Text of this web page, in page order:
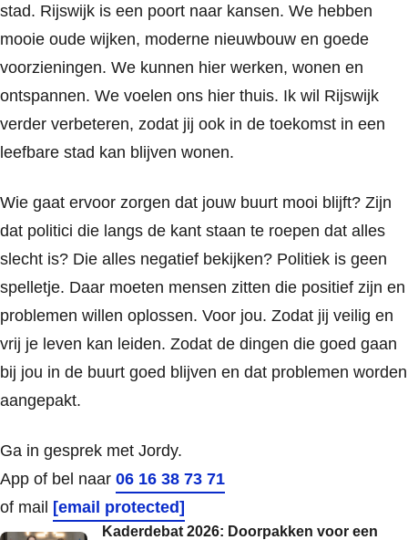
stad. Rijswijk is een poort naar kansen. We hebben
mooie oude wijken, moderne nieuwbouw en goede
voorzieningen. We kunnen hier werken, wonen en
ontspannen. We voelen ons hier thuis. Ik wil Rijswijk
verder verbeteren, zodat jij ook in de toekomst in een
leefbare stad kan blijven wonen.
Wie gaat ervoor zorgen dat jouw buurt mooi blijft? Zijn
dat politici die langs de kant staan te roepen dat alles
slecht is? Die alles negatief bekijken? Politiek is geen
spelletje. Daar moeten mensen zitten die positief zijn en
problemen willen oplossen. Voor jou. Zodat jij veilig en
vrij je leven kan leiden. Zodat de dingen die goed gaan
bij jou in de buurt goed blijven en dat problemen worden
aangepakt.
Ga in gesprek met Jordy.
App of bel naar 06 16 38 73 71
of mail [email protected]
Kaderdebat 2026: Doorpakken voor een